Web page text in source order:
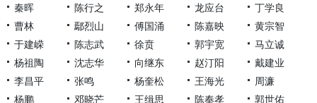
秦晖 陈行之 郑永年 龙应台
丁学良
曹林
鄢烈山 傅国涌 陈嘉映
黄宗智
于建嵘
陈志武 徐贲 郭宇宽
马立诚
杨祖陶
沈志华 向继东 赵汀阳
戴建业
李昌平
张鸣 杨奎松 王海光
周濂
杨鹏
邓晓芒 王缉思 陈奉孝 郭世佑